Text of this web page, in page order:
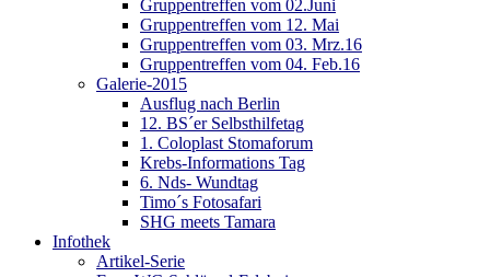
Gruppentreffen vom 02.Juni
Gruppentreffen vom 12. Mai
Gruppentreffen vom 03. Mrz.16
Gruppentreffen vom 04. Feb.16
Galerie-2015
Ausflug nach Berlin
12. BS´er Selbsthilfetag
1. Coloplast Stomaforum
Krebs-Informations Tag
6. Nds- Wundtag
Timo´s Fotosafari
SHG meets Tamara
Infothek
Artikel-Serie